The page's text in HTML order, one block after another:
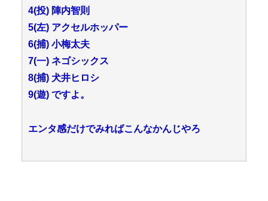
4(投) 陣内智則
5(左) アクセルホッパー
6(捕) 小梅太夫
7(一) ネゴシックス
8(捕) 犬井ヒロシ
9(遊) ですよ。
エンタ感だけでみればこんなかんじやろ